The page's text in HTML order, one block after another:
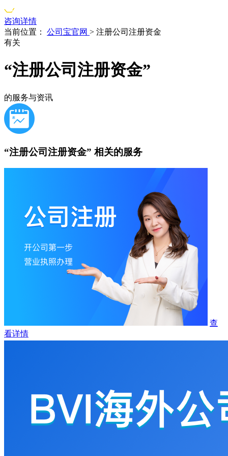
咨询详情
当前位置：
公司宝官网 > 注册公司注册资金
有关
“注册公司注册资金”
的服务与资讯
“注册公司注册资金” 相关的服务
查
看详情